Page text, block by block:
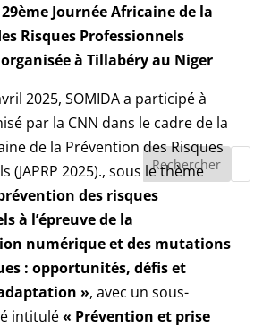
Journée Africaine de la
Risques Professionnels
organisée à Tillabéry au Niger
2025, SOMIDA a participé à
par la CNN dans le cadre de la
de la Prévention des Risques
(JAPRP 2025)., sous le thème
des risques
à l’épreuve de la
numérique et des mutations
: opportunités, défis et
», avec un sous-
intitulé« Prévention et prise
Rechercher